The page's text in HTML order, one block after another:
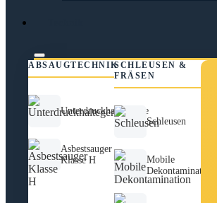
ABSAUGTECHNIK
Unterdruckhaltegeräte
Asbestsauger
Klasse H
SCHLEUSEN &
FRÄSEN
Schleusen
Mobile
Dekontamination